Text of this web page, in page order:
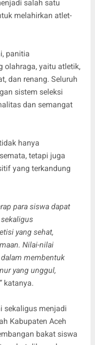
salah satu
melahirkan atlet-
panitia
olahraga, yaitu atletik,
dan renang. Seluruh
sistem seleksi
dan semangat
hanya
tetapi juga
yang terkandung
para siswa dapat
yang sehat,
Nilai-nilai
membentuk
yang unggul,
katanya.
sekaligus menjadi
Kabupaten Aceh
bakat siswa